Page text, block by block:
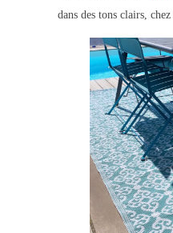
dans des tons clairs, chez